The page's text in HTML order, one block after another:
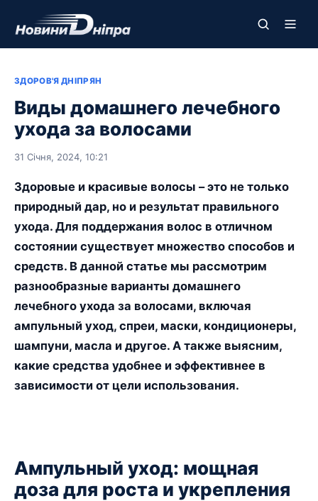
ЗДОРОВ'Я ДНІПРЯН
Виды домашнего лечебного
ухода за волосами
31 Січня, 2024, 10:21
Здоровые и красивые волосы – это не только
природный дар, но и результат правильного
ухода. Для поддержания волос в отличном
состоянии существует множество способов и
средств. В данной статье мы рассмотрим
разнообразные варианты домашнего
лечебного ухода за волосами, включая
ампульный уход, спреи, маски, кондиционеры,
шампуни, масла и другое. А также выясним,
какие средства удобнее и эффективнее в
зависимости от цели использования.
Ампульный уход: мощная
доза для роста и укрепления